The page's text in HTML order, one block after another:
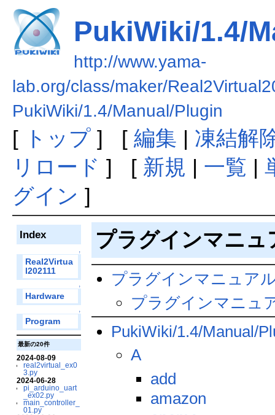
PukiWiki/1.4/
http://www.yama-
lab.org/class/maker/
PukiWiki/1.4/Manual/Plugin
[ トップ] [ 編集 | 凍結解
リロード ] [ 新規 | 一覧 |
グイン ]
Index
↑
Real2Virtua
l202111
↑
Hardware
↑
Program
最新の20件
2024-08-09
real2virtual_ex0
3.py
2024-06-28
pi_arduino_uart
_ex02.py
main_controller_
01.py
プラグインマニ
プラグインマニュア
プラグインマニュ
PukiWiki/1.4/Manual/
A
add
amazon